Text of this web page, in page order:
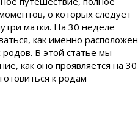
о которых следует
матки. На 30 неделе
как именно расположен
В этой статье мы
как оно проявляется на 30
к родам